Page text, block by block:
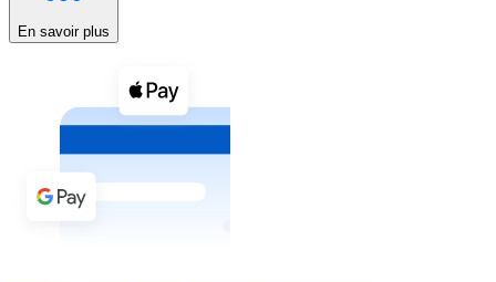
Voir toutes
Coupons crypto
Achetez des cryptomonnaies en espèces et d'autres
Acheter avec espèces
Virement SEPA
En savoir plus